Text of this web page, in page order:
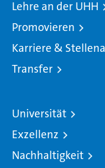
Lehre an der UHH
Promovieren
Karriere &
Transfer
Universität
Exzellenz
Nachhaltigkeit